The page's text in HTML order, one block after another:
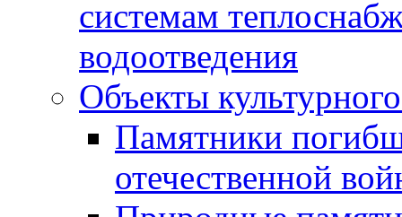
системам
водоотведения
Объекты
Памятники
отечественной